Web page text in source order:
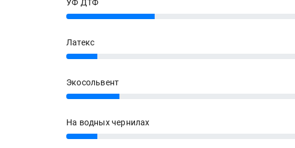
УФ ДТФ
20%
Латекс
7%
Экосольвент
12%
На водных чернилах
7%